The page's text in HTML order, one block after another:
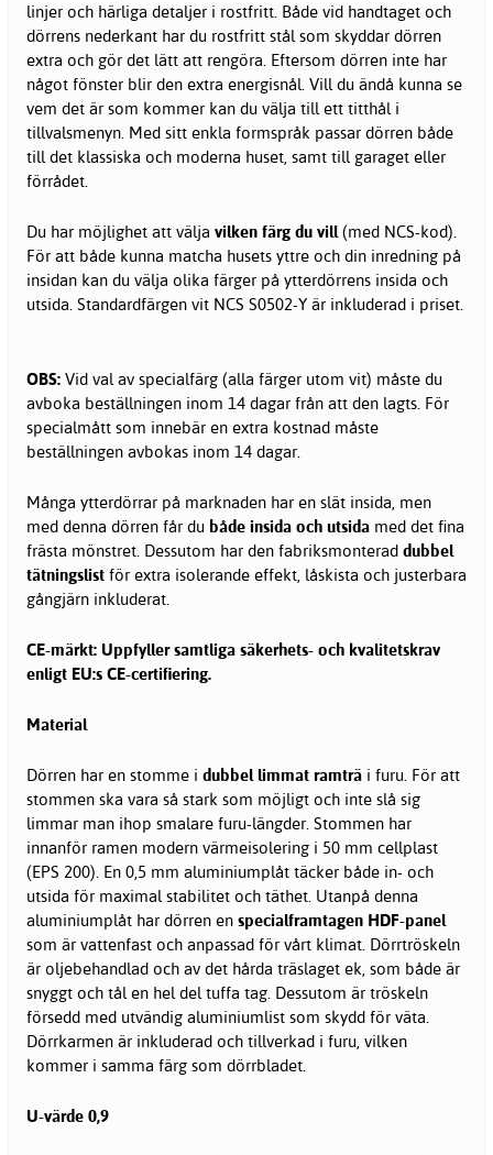
linjer och härliga detaljer i rostfritt. Både vid handtaget och
dörrens nederkant har du rostfritt stål som skyddar dörren
extra och gör det lätt att rengöra. Eftersom dörren inte har
något fönster blir den extra energisnål. Vill du ändå kunna se
vem det är som kommer kan du välja till ett titthål i
tillvalsmenyn. Med sitt enkla formspråk passar dörren både
till det klassiska och moderna huset, samt till garaget eller
förrådet.
Du har möjlighet att välja vilken färg du vill(med NCS-kod).
För att både kunna matcha husets yttre och din inredning på
insidan kan du välja olika färger på ytterdörrens insida och
utsida. Standardfärgen vit NCS S0502-Y är inkluderad i priset.
OBS: Vid val av specialfärg (alla färger utom vit) måste du
avboka beställningen inom 14 dagar från att den lagts. För
specialmått som innebär en extra kostnad måste
beställningen avbokas inom 14 dagar.
Många ytterdörrar på marknaden har en slät insida, men
med denna dörren får du både insida och utsida med det fina
frästa mönstret. Dessutom har den fabriksmonterad dubbel
tätningslist för extra isolerande effekt, låskista och justerbara
gångjärn inkluderat.
CE-märkt: Uppfyller samtliga säkerhets- och kvalitetskrav
enligt EU:s CE-certifiering.
Material
Dörren har en stomme i dubbel limmat ramträ i furu. För att
stommen ska vara så stark som möjligt och inte slå sig
limmar man ihop smalare furu-längder. Stommen har
innanför ramen modern värmeisolering i 50 mm cellplast
(EPS 200). En 0,5 mm aluminiumplåt täcker både in- och
utsida för maximal stabilitet och täthet. Utanpå denna
aluminiumplåt har dörren en specialframtagen HDF-panel
som är vattenfast och anpassad för vårt klimat. Dörrtröskeln
är oljebehandlad och av det hårda träslaget ek, som både är
snyggt och tål en hel del tuffa tag. Dessutom är tröskeln
försedd med utvändig aluminiumlist som skydd för väta.
Dörrkarmen är inkluderad och tillverkad i furu, vilken
kommer i samma färg som dörrbladet.
U-värde 0,9